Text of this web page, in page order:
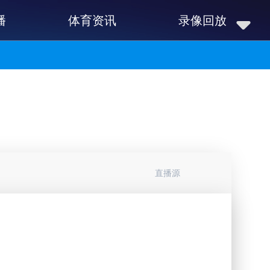
体育资讯 录像回放
直播源